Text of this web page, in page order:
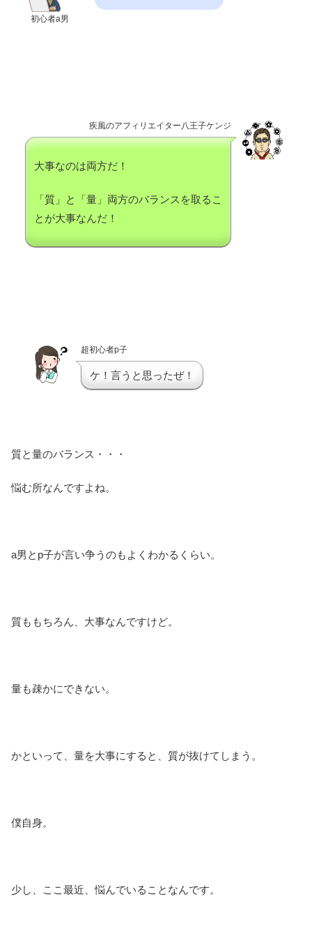
初心者a男
疾風のアフィリエイター八王子ケンジ
大事なのは両方だ！
「質」と「量」両方のバランスを取るこ
とが大事なんだ！
超初心者p子
ケ！言うと思ったぜ！
質と量のバランス・・・
悩む所なんですよね。
a男とp子が言い争うのもよくわかるくらい。
質ももちろん、大事なんですけど。
量も疎かにできない。
かといって、量を大事にすると、質が抜けてしまう。
僕自身。
少し、ここ最近、悩んでいることなんです。